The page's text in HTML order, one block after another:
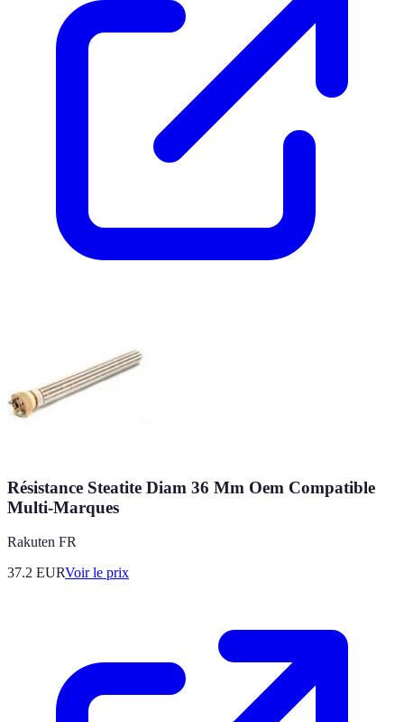
Résistance Steatite Diam 36 Mm Oem Compatible
Multi-Marques
Rakuten FR
37.2 EURVoir le prix